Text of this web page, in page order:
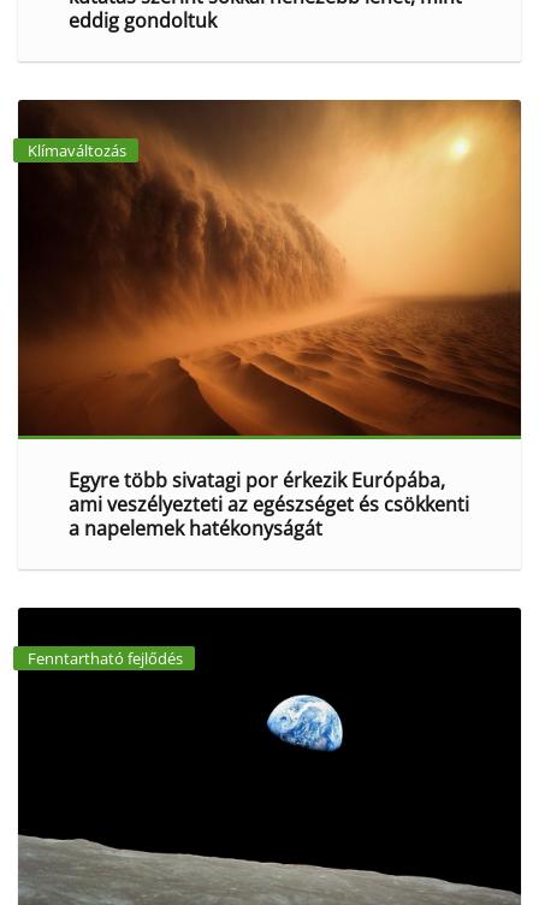
eddig gondoltuk
Klímaváltozás
Egyre több sivatagi por érkezik Európába,
ami veszélyezteti az egészséget és csökkenti
a napelemek hatékonyságát
Fenntartható fejlődés